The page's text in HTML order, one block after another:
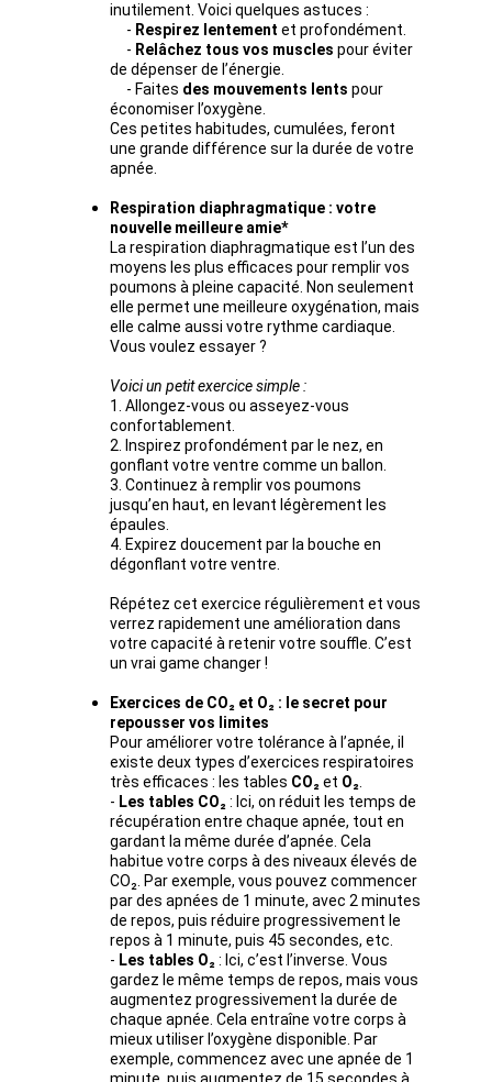
inutilement. Voici quelques astuces :
- Respirez lentement et profondément.
     -
Relâchez tous vos muscles pour éviter
de dépenser de l’énergie.
     - Faites
des mouvements lents pour
économiser l’oxygène.
Ces petites habitudes, cumulées, feront
une grande différence sur la durée de votre
apnée.
Respiration diaphragmatique : votre
nouvelle meilleure amie*
La respiration diaphragmatique est l’un des
moyens les plus efficaces pour remplir vos
poumons à pleine capacité. Non seulement
elle permet une meilleure oxygénation, mais
elle calme aussi votre rythme cardiaque.
Vous voulez essayer ?
Voici un petit exercice simple :
1. Allongez-vous ou asseyez-vous
confortablement.
2. Inspirez profondément par le nez, en
gonflant votre ventre comme un ballon.
3. Continuez à remplir vos poumons
jusqu’en haut, en levant légèrement les
épaules.
4. Expirez doucement par la bouche en
dégonflant votre ventre.
Répétez cet exercice régulièrement et vous
verrez rapidement une amélioration dans
votre capacité à retenir votre souffle. C’est
un vrai game changer !
Exercices de CO₂ et O₂ : le secret pour
repousser vos limites
Pour améliorer votre tolérance à l’apnée, il
existe deux types d’exercices respiratoires
très efficaces : les tables CO₂ et O₂
- Les tables CO₂ : Ici, on réduit les temps de
récupération entre chaque apnée, tout en
gardant la même durée d’apnée. Cela
habitue votre corps à des niveaux élevés de
CO₂. Par exemple, vous pouvez commencer
par des apnées de 1 minute, avec 2 minutes
de repos, puis réduire progressivement le
repos à 1 minute, puis 45 secondes, etc.
- Les tables O₂ : Ici, c’est l’inverse. Vous
gardez le même temps de repos, mais vous
augmentez progressivement la durée de
chaque apnée. Cela entraîne votre corps à
mieux utiliser l’oxygène disponible. Par
exemple, commencez avec une apnée de 1